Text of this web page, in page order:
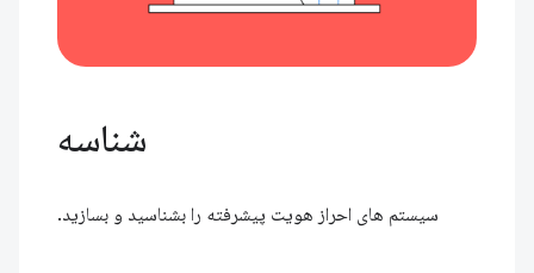
شناسه
سیستم های احراز هویت پیشرفته را بشناسید و بسازید.